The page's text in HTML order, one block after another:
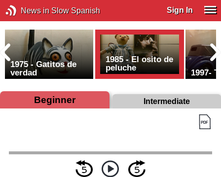
News in Slow Spanish Sign In
1975 - Gatitos de
verdad
1985 - El osito de
peluche
1997-
Beginner Intermediate